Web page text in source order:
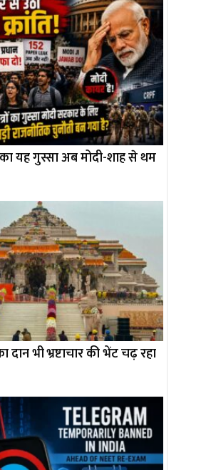
यह गुस्सा अब मोदी-शाह से थम
दान भी भ्रष्टाचार की भेंट चढ़ रहा